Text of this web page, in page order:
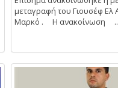
μεταγραφή του Γιουσέφ Ελ
Μαρκό . Η ανακοίνωση